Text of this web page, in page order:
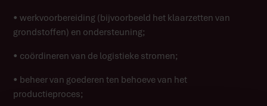
• werkvoorbereiding (bijvoorbeeld het klaarzetten van
grondstoffen) en ondersteuning;
• coördineren van de logistieke stromen;
• beheer van goederen ten behoeve van het
productieproces;